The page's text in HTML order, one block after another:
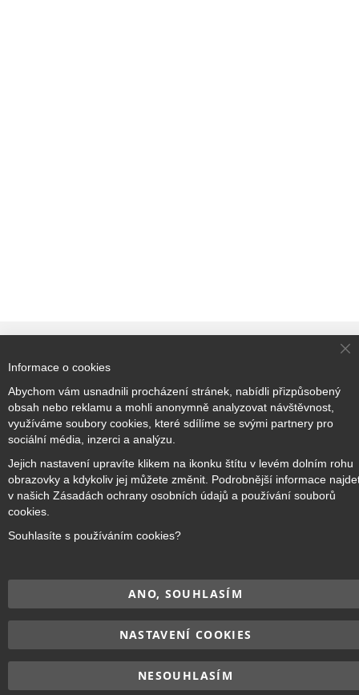
Přihlaste se k odběru novinek
Přihlásit odběr
Copyright © 2017–2026
vyhrazena.
Informace o cookies
Abychom vám usnadnili procházení stránek, nabídli přizpůsobený
obsah nebo reklamu a mohli anonymně analyzovat návštěvnost,
využíváme soubory cookies, které sdílíme se svými partnery pro
sociální média, inzerci a analýzu.
Jejich nastavení upravíte klikem na ikonku štítu v levém dolním rohu
obrazovky a kdykoliv jej můžete změnit. Podrobnější informace
v našich Zásadách ochrany osobních údajů a používání souborů
cookies.
Souhlasíte s používáním cookies?
ANO, SOUHLASÍM
NASTAVENÍ COOKIES
NESOUHLASÍM